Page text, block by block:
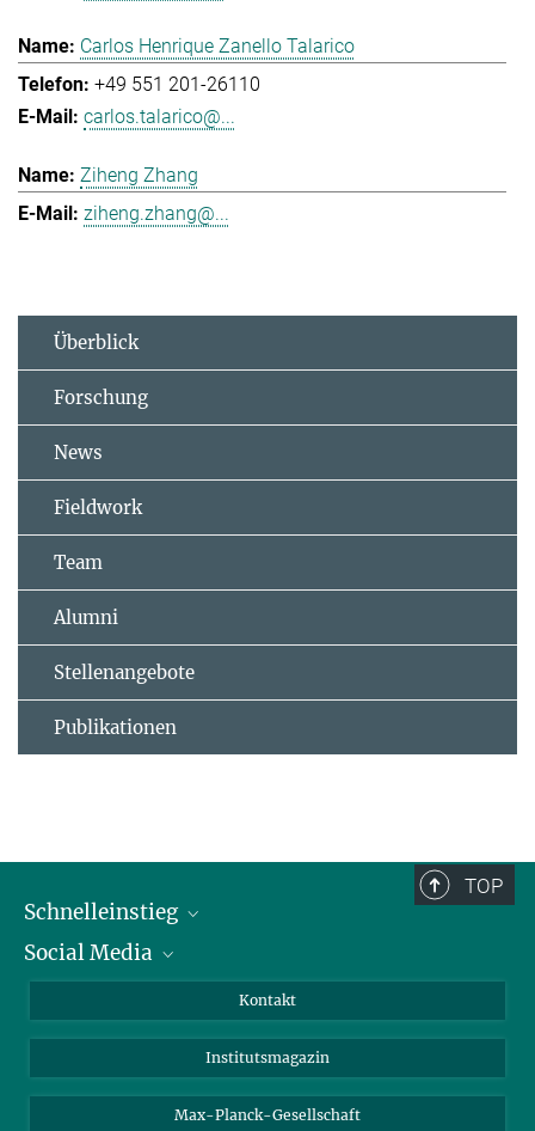
Carlos Henrique Zanello Talarico
+49 551 201-26110
carlos.talarico@...
Ziheng Zhang
ziheng.zhang@...
Überblick
Forschung
News
Fieldwork
Team
Alumni
Stellenangebote
Publikationen
TOP
Schnelleinstieg
Alumni
Fördernde
Social Media
Bluesky
Facebook
Kontakt
Institutsmagazin
Max-Planck-Gesellschaft